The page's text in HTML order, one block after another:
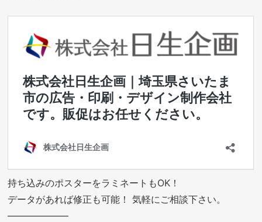
持ち込みのポスターをラミネートもOK！
データがあれば修正も可能！ 気軽にご相談下さい。
——————–